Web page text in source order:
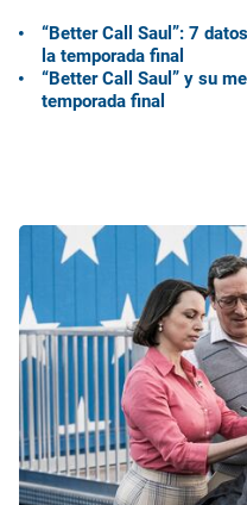
“Better Call Saul”: 7
la temporada final
“Better Call Saul” y su
temporada final